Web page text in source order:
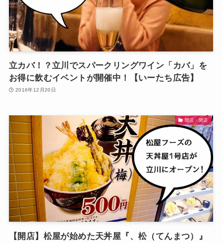
立カバ！？立川でスパークリングワイン「カバ」を
お得に飲むイベントが開催中！【いーたち広告】
2016年12月20日
開店・閉店
【開店】松屋が始めた天丼屋『、松（てんまつ）』